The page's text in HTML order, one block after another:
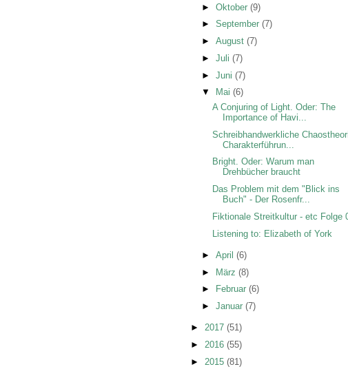
► Oktober (9)
► September (7)
► August (7)
► Juli (7)
► Juni (7)
▼
Mai (6)
A Conjuring of Light. Oder: The
Importance of Havi...
Schreibhandwerkliche
Charakterführun...
Bright. Oder: Warum man
Drehbücher braucht
Das Problem mit dem "Blick ins
Buch" - Der Rosenfr...
Fiktionale Streitkultur - etc Folge
Listening to: Elizabeth of York
► April (6)
► März (8)
►
Februar (6)
► Januar (7)
► 2017 (51)
► 2016 (55)
► 2015 (81)